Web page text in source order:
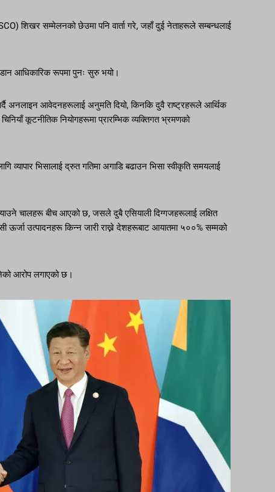
शिखर सम्मेलनको छेउमा पनि वार्ता गरे, जहाँ दुई नेताहरूले सम्बन्धलाई
आधिकारिक रूपमा पुनः सुरु भयो।
अनलाइन आवेदनहरूलाई अनुमति दियो, किनकि दुवै राष्ट्रहरूले आर्थिक
कूटनीतिक नियोगहरूमा प्रारम्भिक व्यक्तिगत भ्रमणको
व्यापार भिसालाई द्रुत गतिमा अगाडि बढाउन भिसा स्वीकृति समयलाई
चालहरू बीच आएको छ, जसले दुबै एसियाली दिग्गजहरूलाई लक्षित
ऊर्जा उत्पादनहरू किन्न जारी राख्ने देशहरूबाट आयातमा ५००% सम्मको
आरोप लगाएको छ।